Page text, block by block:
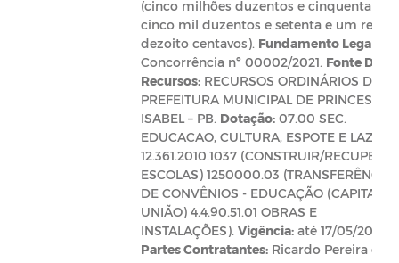
(cinco milhões duzentos e cinquenta e
cinco mil duzentos e setenta e um reais
dezoito centavos). Fundamento Legal:
Concorrência nº 00002/2021. Fonte De
Recursos:RECURSOS ORDINÁRIOS DA
PREFEITURA MUNICIPAL DE PRINCESA
ISABEL – PB. Dotação:07.00 SEC.
EDUCACAO, CULTURA, ESPOTE E LAZER
12.361.2010.1037 (CONSTRUIR/
ESCOLAS) 1250000.03
DE CONVÊNIOS - EDUCAÇÃO (CAPITAL -
UNIÃO) 4.4.90.51.01 OBRAS E
INSTALAÇÕES). Vigência:até 17/05/2022.
Partes Contratantes:Ricardo Pereira do